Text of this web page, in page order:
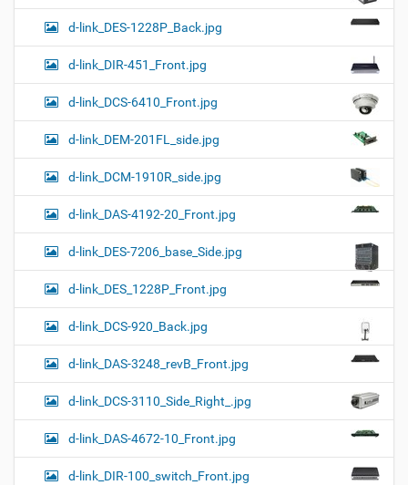
d-link_DES-1228P_Back.jpg
d-link_DIR-451_Front.jpg
d-link_DCS-6410_Front.jpg
d-link_DEM-201FL_side.jpg
d-link_DCM-1910R_side.jpg
d-link_DAS-4192-20_Front.jpg
d-link_DES-7206_base_Side.jpg
d-link_DES_1228P_Front.jpg
d-link_DCS-920_Back.jpg
d-link_DAS-3248_revB_Front.jpg
d-link_DCS-3110_Side_Right_.jpg
d-link_DAS-4672-10_Front.jpg
d-link_DIR-100_switch_Front.jpg